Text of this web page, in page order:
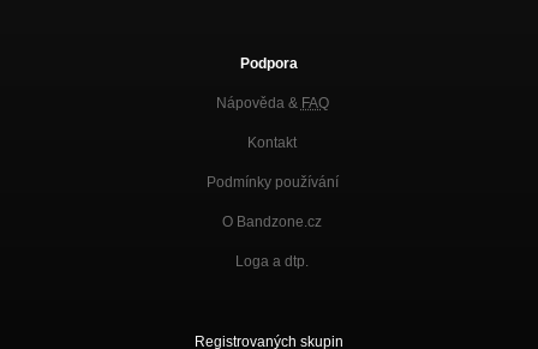
Podpora
Nápověda & FAQ
Kontakt
Podmínky používání
O Bandzone.cz
Loga a dtp.
Registrovaných skupin